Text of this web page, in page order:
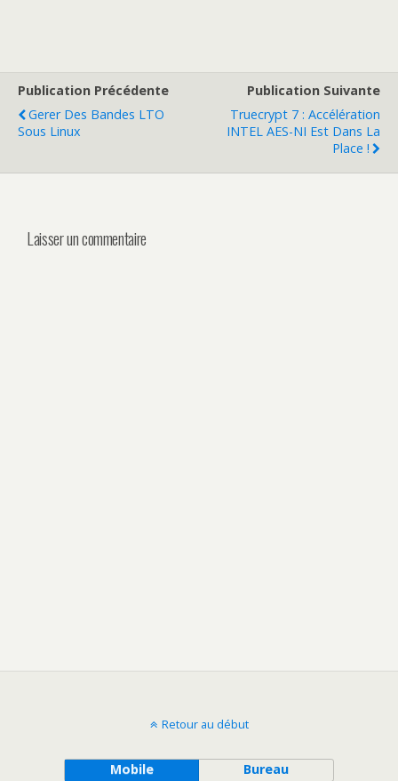
Publication Précédente
Gerer Des Bandes LTO
Sous Linux
Publication Suivante
Truecrypt 7 : Accélération
INTEL AES-NI Est Dans La
Place !
Laisser un commentaire
Retour au début
Mobile Bureau